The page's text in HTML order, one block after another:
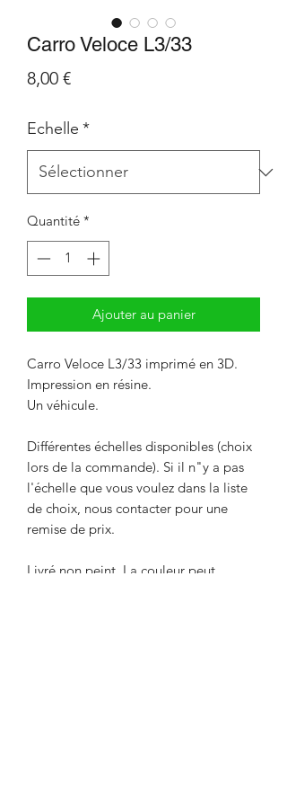
Carro Veloce L3/33
8,00 €Prix
Echelle *
Quantité *
Ajouter au panier
Carro Veloce L3/33 imprimé en 3D.
Impression en résine.
Un véhicule.
Différentes échelles disponibles (choix
lors de la commande). Si il n"y a pas
l'échelle que vous voulez dans la liste
de choix, nous contacter pour une
remise de prix.
Livré non peint. La couleur peut